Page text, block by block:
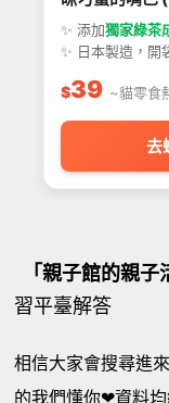
✨ 添加獨家綠茶
✨ 日本製造，開
$39 ~貓零食
去
「親子館的親子
習平臺解答
相信大家會搜尋進
的我們懂你❤資料均